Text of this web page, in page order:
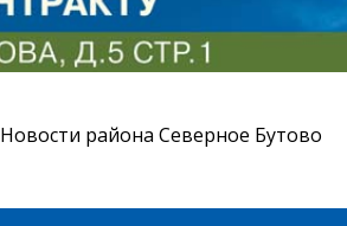
Новости района Северное Бутово